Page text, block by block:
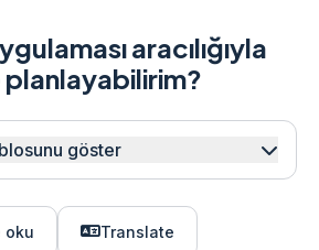
aracılığıyla
planlayabilirim?
göster
oku Translate